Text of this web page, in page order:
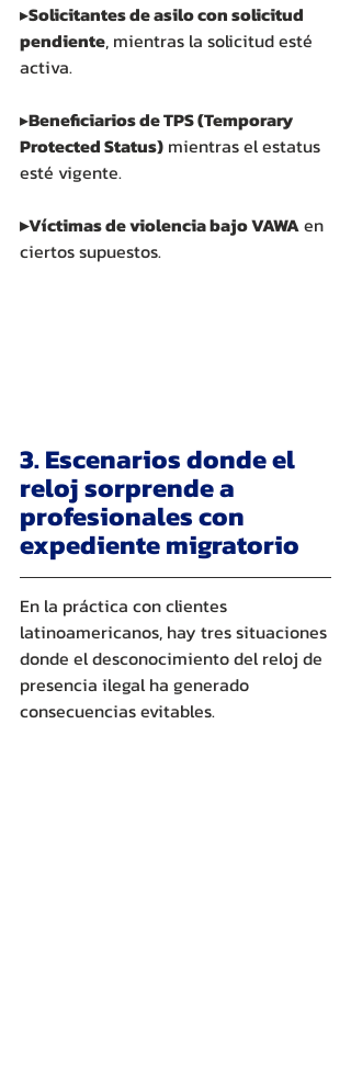
▸Solicitantes de asilo con solicitud
pendiente, mientras la solicitud esté
activa.
▸Beneficiarios de TPS (Temporary
Protected Status) mientras el estatus
esté vigente.
▸Víctimas de violencia bajo VAWA en
ciertos supuestos.
3. Escenarios donde el
reloj sorprende a
profesionales con
expediente migratorio
En la práctica con clientes
latinoamericanos, hay tres situaciones
donde el desconocimiento del reloj de
presencia ilegal ha generado
consecuencias evitables.